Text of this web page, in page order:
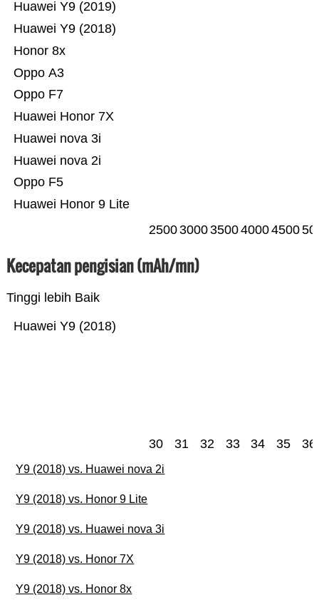
Huawei Honor 9 Lite
Oppo F5
Huawei nova 2i
Huawei nova 3i
Huawei Honor 7X
Oppo F7
Oppo A3
Honor 8x
Huawei Y9 (2018)
Huawei Y9 (2019)
25003000350040004500
Kecepatan pengisian (mAh/mn)
Tinggi lebih Baik
Huawei Y9 (2018)
30 31 32 33 34 35 36
Y9 (2018) vs. Huawei nova 2i
Y9 (2018) vs. Honor 9 Lite
Y9 (2018) vs. Huawei nova 3i
Y9 (2018) vs. Honor 7X
Y9 (2018) vs. Honor 8x